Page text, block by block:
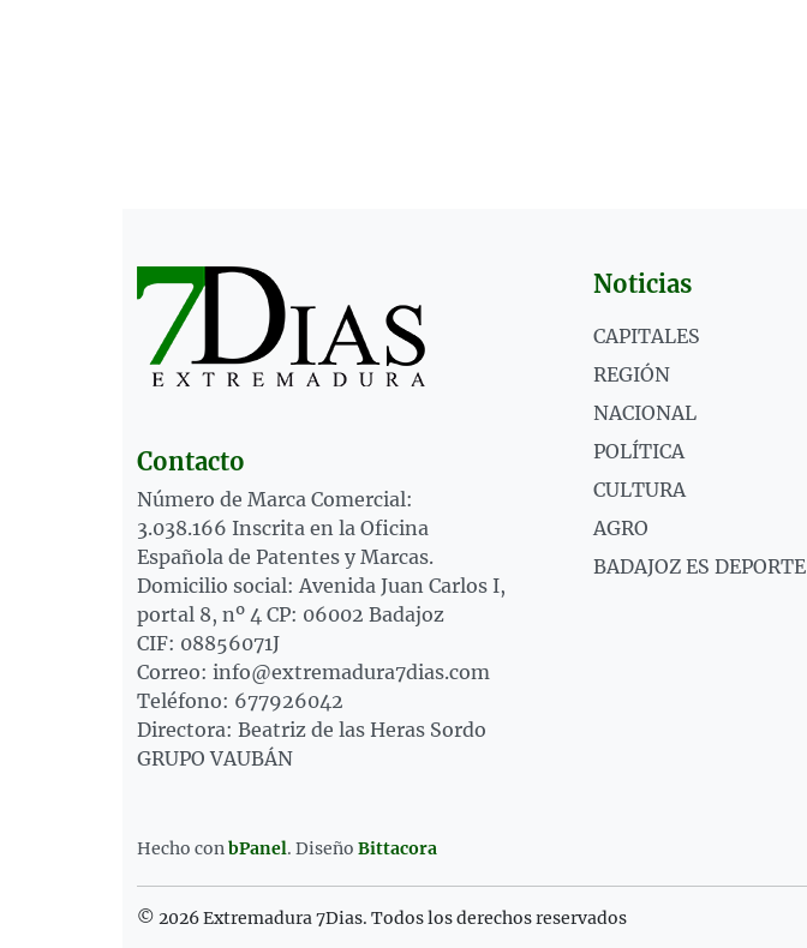
Contacto
Número de Marca Comercial:
3.038.166 Inscrita en la Oficina
Española de Patentes y Marcas.
Domicilio social: Avenida Juan Carlos I,
portal 8, nº 4 CP: 06002 Badajoz
CIF: 08856071J
Correo: info@extremadura7dias.com
Teléfono: 677926042
Directora: Beatriz de las Heras Sordo
GRUPO VAUBÁN
Noticias
CAPITALES
REGIÓN
NACIONAL
POLÍTICA
CULTURA
AGRO
BADAJOZ ES DEPORTE
Hecho conbPanel. Diseño Bittacora
© 2026 Extremadura 7Dias. Todos los derechos reservados